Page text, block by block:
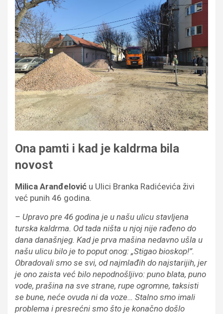
Ona pamti i kad je kaldrma bila
novost
Milica Aranđelović u Ulici Branka Radićevića živi
već punih 46 godina.
– Upravo pre 46 godina je u našu ulicu stavljena
turska kaldrma. Od tada ništa u njoj nije rađeno do
dana današnjeg. Kad je prva mašina nedavno ušla u
našu ulicu bilo je to poput onog: „Stigao bioskop!”.
Obradovali smo se svi, od najmlađih do najstarijih, jer
je ono zaista već bilo nepodnošljivo: puno blata, puno
vode, prašina na sve strane, rupe ogromne, taksisti
se bune, neće ovuda ni da voze… Stalno smo imali
problema i presrećni smo što je konačno došlo